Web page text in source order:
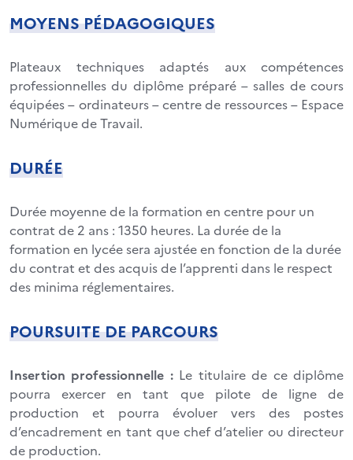
MOYENS PÉDAGOGIQUES
Plateaux techniques adaptés aux compétences
professionnelles du diplôme préparé – salles de cours
équipées – ordinateurs – centre de ressources – Espace
Numérique de Travail.
DURÉE
Durée moyenne de la formation en centre pour un
contrat de 2 ans : 1350 heures. La durée de la
formation en lycée sera ajustée en fonction de la durée
du contrat et des acquis de l’apprenti dans le respect
des minima réglementaires.
POURSUITE DE PARCOURS
Insertion professionnelle :Le titulaire de ce diplôme
pourra exercer en tant que pilote de ligne de
production et pourra évoluer vers des postes
d’encadrement en tant que chef d’atelier ou directeur
de production.